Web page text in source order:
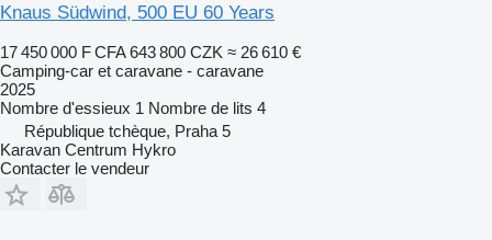
Knaus Südwind, 500 EU 60 Years
17 450 000 F CFA 643 800 CZK ≈ 26 610 €
Camping-car et caravane - caravane
2025
Nombre d'essieux 1 Nombre de lits 4
République tchèque, Praha 5
Karavan Centrum Hykro
Contacter le vendeur